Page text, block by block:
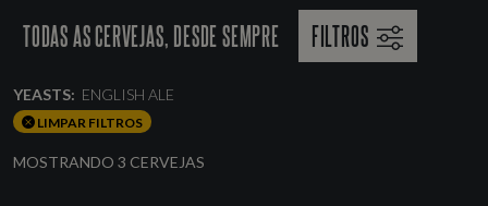
TODAS AS CERVEJAS, DESDE SEMPRE
FILTROS
YEASTS: ENGLISH ALE
LIMPAR FILTROS
MOSTRANDO 3 CERVEJAS